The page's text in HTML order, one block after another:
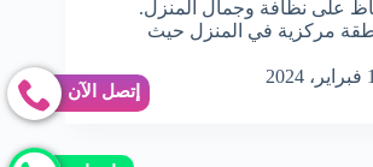
على نظافة وجمال المنزل.
مركزية في المنزل حيث
إتصل الآن